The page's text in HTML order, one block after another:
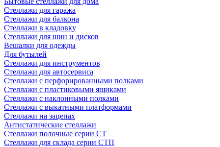
Стеллажи для гаража
Стеллажи для балкона
Стеллажи в кладовку
Стеллажи для шин и дисков
Вешалки для одежды
Для бутылей
Стеллажи для инструментов
Стеллажи для автосервиса
Стеллажи с перфорированными полками
Стеллажи с пластиковыми ящиками
Стеллажи с наклонными полками
Стеллажи с выкатными платформами
Стеллажи на зацепах
Антистатические стеллажи
Стеллажи полочные серии СТ
Стеллажи для склада серии СТП